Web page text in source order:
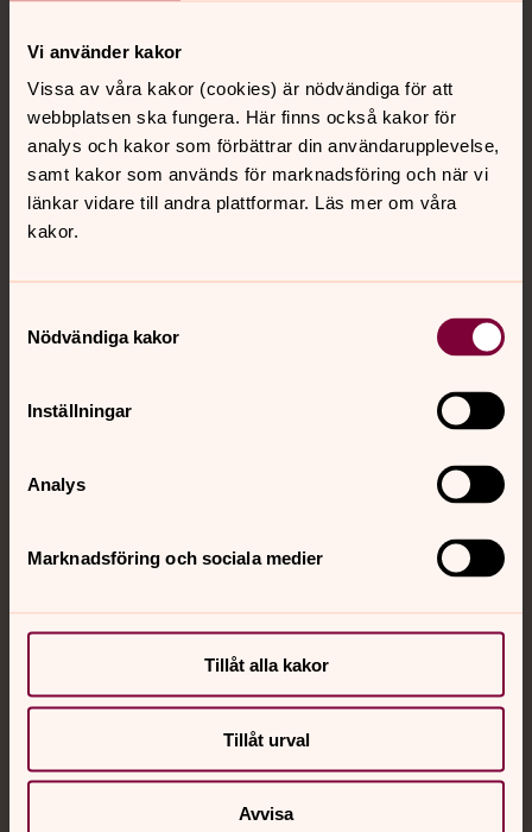
Vi använder kakor
Vissa av våra kakor (cookies) är nödvändiga för att
webbplatsen ska fungera. Här finns också kakor för
analys och kakor som förbättrar din användarupplevelse,
samt kakor som används för marknadsföring och när vi
länkar vidare till andra plattformar. Läs mer om våra
kakor.
Nödvändiga kakor
Inställningar
Analys
Marknadsföring och sociala medier
Tillåt alla kakor
Tillåt urval
Avvisa
Kontakt
Kalender
Sociala kanaler
med en präst på kvällar och nätter.
Digitalt brev